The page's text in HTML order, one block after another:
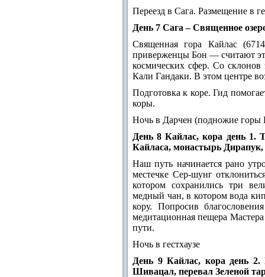
Переезд в Сага. Размещение в
День 7 Сага – Священное
Священная гора Кайлас
приверженцы Бон — считают
космических сфер. Со
Кали Гандаки. В этом центре
Подготовка к коре. Гид
коры.
Ночь в Дарчен (подножие горы
День 8 Кайлас, кора день 1.
Кайласа, монастырь
Наш путь начинается рано
местечке Сер-шунг
котором сохранились три
медный чан, в котором вода
кору. Попросив
медитационная пещера
пути.
Ночь в гестхаузе
День 9 Кайлас, кора день
Шивацал, перевал Зеленой